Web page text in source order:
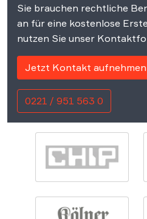
Sie brauchen rechtliche
an für eine kostenlose
nutzen Sie unser
Jetzt Kontakt aufnehmen
0221 / 951 563 0